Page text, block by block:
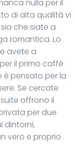
nulla per il
di alta qualità vi
che siate a
romantica. Lo
avete a
il primo caffè
è pensato per la
Se cercate
offrono il
per due
dintorni,
vero e proprio